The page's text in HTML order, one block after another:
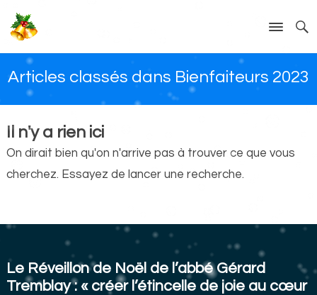
Articles classés dans Bienfaiteurs 2023
Il n'y a rien ici
On dirait bien qu'on n'arrive pas à trouver ce que vous
cherchez. Essayez de lancer une recherche.
Le Réveillon de Noël de l’abbé Gérard
Tremblay : « créer l’étincelle de joie au cœur